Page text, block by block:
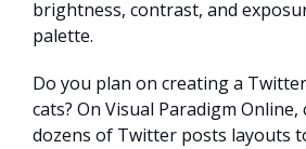
brightness, contrast, and
palette.
Do you plan on creating a
cats? On Visual Paradigm
dozens of Twitter posts layouts